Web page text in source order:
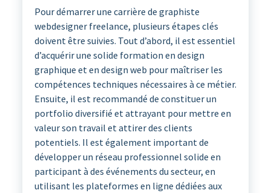
Pour démarrer une carrière de graphiste
webdesigner freelance, plusieurs étapes clés
doivent être suivies. Tout d’abord, il est essentiel
d’acquérir une solide formation en design
graphique et en design web pour maîtriser les
compétences techniques nécessaires à ce métier.
Ensuite, il est recommandé de constituer un
portfolio diversifié et attrayant pour mettre en
valeur son travail et attirer des clients
potentiels. Il est également important de
développer un réseau professionnel solide en
participant à des événements du secteur, en
utilisant les plateformes en ligne dédiées aux